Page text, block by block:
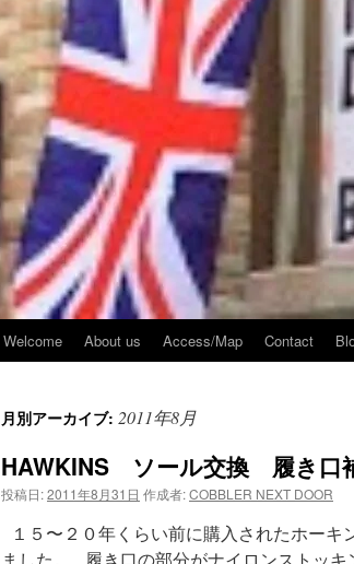
Welcome About us Access/Map Contact
月別アーカイブ: 2011年8月
HAWKINS ソール交換 履き口
投稿日:2011年8月31日 作成者:COBBLER NEXT DOOR
１５〜２０年くらい前に購入されたホー
ました。 履き口の部分がナイロンストッ